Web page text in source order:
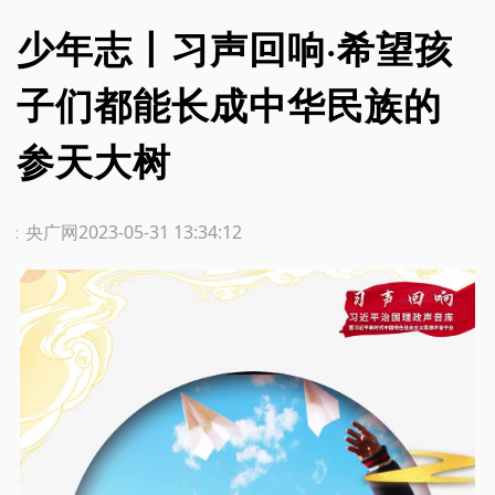
少年志丨习声回响·希望孩
子们都能长成中华民族的
参天大树
2023-05-31 13:34:12
：央广网